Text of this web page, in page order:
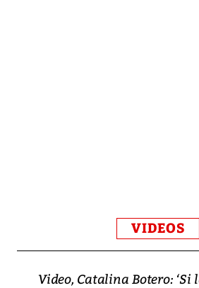
VIDEOS
Video, Catalina Botero: ‘Si